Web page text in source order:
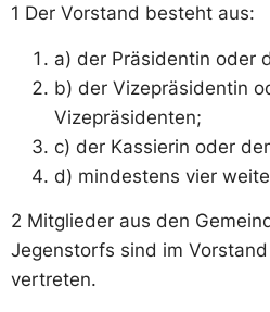
1 Der Vorstand besteht aus:
a) der Präsidentin oder
b) der Vizepräsidentin
Vizepräsidenten;
c) der Kassierin oder
d) mindestens vier
2 Mitglieder aus den
Jegenstorfs sind im
vertreten.